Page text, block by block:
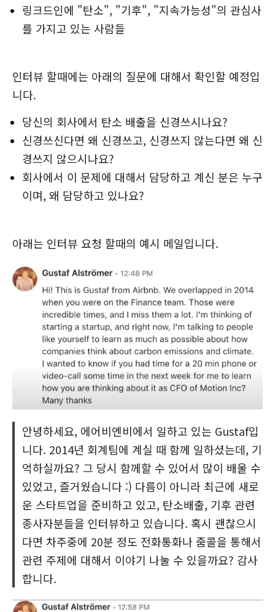
링크드인에 "탄소", "기후", "지속가능성"의 관심사
를 가지고 있는 사람들
인터뷰 할때에는 아래의 질문에 대해서 확인할 예정입
니다.
당신의 회사에서 탄소 배출을 신경쓰시나요?
신경쓰신다면 왜 신경쓰고, 신경쓰지 않는다면 왜 신
경쓰지 않으시나요?
회사에서 이 문제에 대해서 담당하고 계신 분은 누구
이며, 왜 담당하고 있나요?
아래는 인터뷰 요청 할때의 예시 메일입니다.
안녕하세요, 에어비엔비에서 일하고 있는 Gustaf입
니다. 2014년 회계팀에 계실 때 함께 일하셨는데, 기
억하실까요? 그 당시 함께할 수 있어서 많이 배울 수
있었고, 즐거웠습니다 :) 다름이 아니라 최근에 새로
운 스타트업을 준비하고 있고, 탄소배출, 기후 관련
종사자분들을 인터뷰하고 있습니다. 혹시 괜찮으시
다면 차주중에 20분 정도 전화통화나 줌콜을 통해서
관련 주제에 대해서 이야기 나눌 수 있을까요? 감사
합니다.